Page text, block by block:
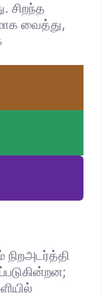
சிறந்த
வைத்து,
நிறஅடர்த்தி